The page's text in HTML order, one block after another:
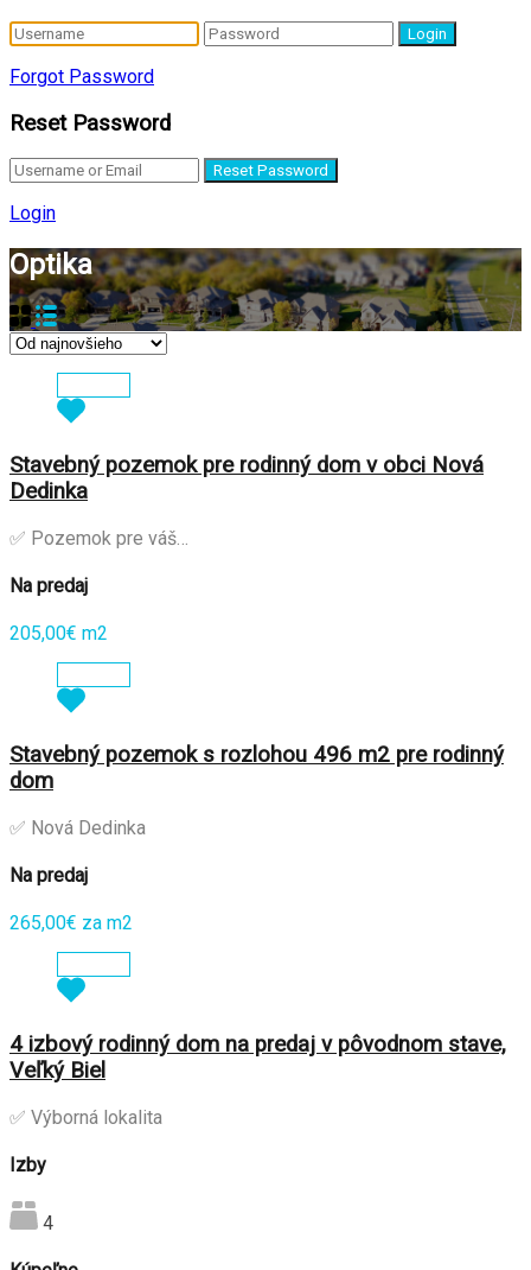
Login
Forgot Password
Reset Password
Reset Password
Login
Optika
Stavebný pozemok pre rodinný dom v obci Nová
Dedinka
✅ Pozemok pre váš…
Na predaj
205,00€ m2
Stavebný pozemok s rozlohou 496 m2 pre rodinný
dom
✅ Nová Dedinka
Na predaj
265,00€ za m2
4 izbový rodinný dom na predaj v pôvodnom stave,
Veľký Biel
✅ Výborná lokalita
Izby
4